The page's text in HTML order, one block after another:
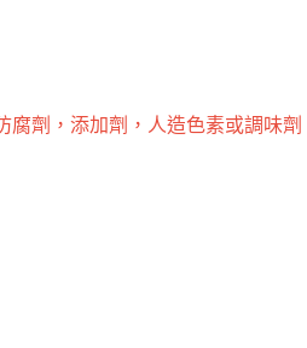
劑，添加劑，人造色素或調味